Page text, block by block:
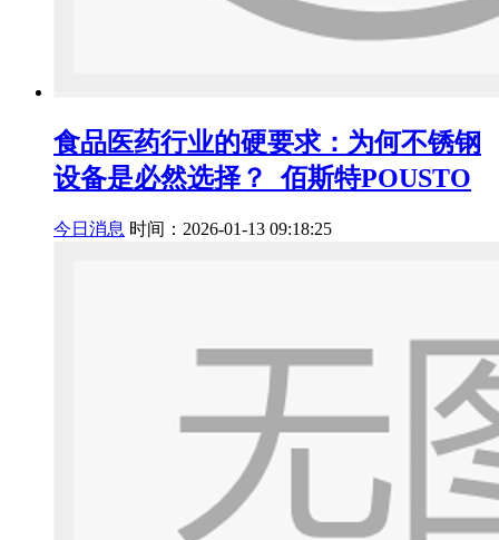
食品医药行业的硬要求：为何不锈钢
设备是必然选择？_佰斯特POUSTO
今日消息 时间：2026-01-13 09:18:25